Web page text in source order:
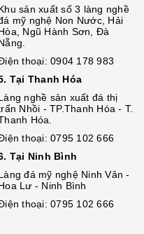
sản xuất số 3 làng nghề
mỹ nghệ Non Nước, Hải
Ngũ Hành Sơn, Đà
thoại: 0904 178 983
Tại Thanh Hóa
nghề sản xuất đá thị
Nhồi - TP.Thanh Hóa - T.
Hóa.
thoại: 0795 102 666
Tại Ninh Bình
đá mỹ nghệ Ninh Vân -
Lư - Ninh Bình
thoại: 0795 102 666